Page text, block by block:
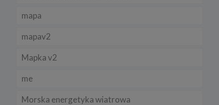
mapa
mapav2
Mapka v2
me
Morska energetyka wiatrowa